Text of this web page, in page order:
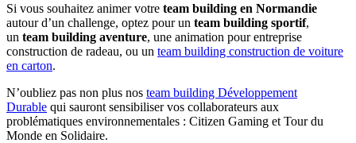
Si vous souhaitez animer votre team building en Normandie
autour d’un challenge, optez pour un team building sportif,
un team building aventure, une animation pour entreprise
construction de radeau, ou un team building construction de voiture
en carton.
N’oubliez pas non plus nos team building Développement
Durable qui sauront sensibiliser vos collaborateurs aux
problématiques environnementales : Citizen Gaming et Tour du
Monde en Solidaire.